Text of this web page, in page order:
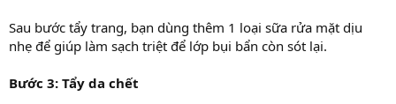
Sau bước tẩy trang, bạn dùng thêm 1 loại sữa rửa mặt dịu
nhẹ để giúp làm sạch triệt để lớp bụi bẩn còn sót lại.
Bước 3: Tẩy da chết